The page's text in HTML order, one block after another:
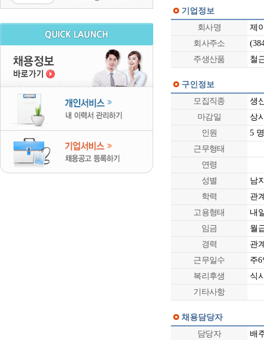
기업정보
회사명
제
회사주소
주생산품
철
구인정보
모집직종
생
마감일
상
인원
5 명
근무형태
연령
성별
남
학력
관
고용형태
내
임금
월
경력
관
근무일수
주
복리후생
식
기타사항
채용담당자
담당자
배